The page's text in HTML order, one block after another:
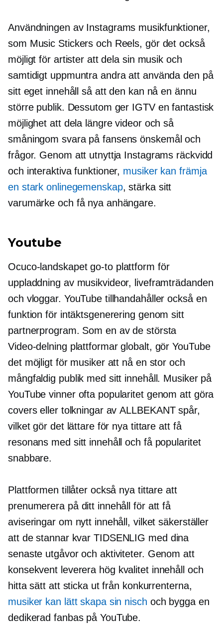
Användningen av Instagrams musikfunktioner,
som Music Stickers och Reels, gör det också
möjligt för artister att dela sin musik och
samtidigt uppmuntra andra att använda den på
sitt eget innehåll så att den kan nå en ännu
större publik. Dessutom ger IGTV en fantastisk
möjlighet att dela längre videor och så
småningom svara på fansens önskemål och
frågor. Genom att utnyttja Instagrams räckvidd
och interaktiva funktioner, musiker kan främja
en stark onlinegemenskap, stärka sitt
varumärke och få nya anhängare.
Youtube
Ocuco-landskapetgo-toplattform för
uppladdning av musikvideor, liveframträdanden
och vloggar. YouTube tillhandahåller också en
funktion för intäktsgenerering genom sitt
partnerprogram. Som en av de största
Video-delning plattformar globalt, gör YouTube
det möjligt för musiker att nå en stor och
mångfaldig publik med sitt innehåll. Musiker på
YouTube vinner ofta popularitet genom att göra
covers eller tolkningar avALLBEKANTspår,
vilket gör det lättare för nya tittare att få
resonans med sitt innehåll och få popularitet
snabbare.
Plattformen tillåter också nya tittare att
prenumerera på ditt innehåll för att få
aviseringar om nytt innehåll, vilket säkerställer
att de stannar kvar TIDSENLIG med dina
senaste utgåvor och aktiviteter. Genom att
konsekvent leverera hög kvalitetinnehåll och
hitta sätt att sticka ut från konkurrenterna,
musiker kan lätt skapa sin nisch och bygga en
dedikerad fanbas på YouTube.